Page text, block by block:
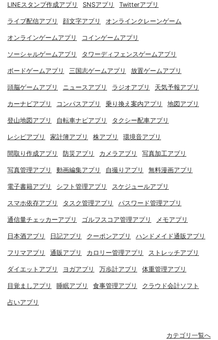
LINEスタンプ作成アプリ SNSアプリ Twitterアプリ
ライブ配信アプリ 顔文字アプリ オンラインクレーンゲーム
オンラインゲームアプリ コインゲームアプリ
ソーシャルゲームアプリ タワーディフェンスゲームアプリ
ボードゲームアプリ 三国志ゲームアプリ 放置ゲームアプリ
頭脳ゲームアプリ ニュースアプリ ラジオアプリ 天気予報アプリ
カーナビアプリ コンパスアプリ 乗り換え案内アプリ 地図アプリ
登山地図アプリ 自転車ナビアプリ タクシー配車アプリ
レシピアプリ 家計簿アプリ 株アプリ 環境音アプリ
間取り作成アプリ 防災アプリ カメラアプリ 写真加工アプリ
写真管理アプリ 動画編集アプリ 自撮りアプリ 無料漫画アプリ
電子書籍アプリ シフト管理アプリ スケジュールアプリ
スマホ依存アプリ タスク管理アプリ パスワード管理アプリ
通信量チェッカーアプリ ゴルフスコア管理アプリ メモアプリ
日本酒アプリ 日記アプリ クーポンアプリ ハンドメイド通販アプリ
フリマアプリ 通販アプリ カロリー管理アプリ ストレッチアプリ
ダイエットアプリ ヨガアプリ 万歩計アプリ 体重管理アプリ
目覚ましアプリ 睡眠アプリ 食事管理アプリ クラウド会計ソフト
占いアプリ
カテゴリ一覧へ